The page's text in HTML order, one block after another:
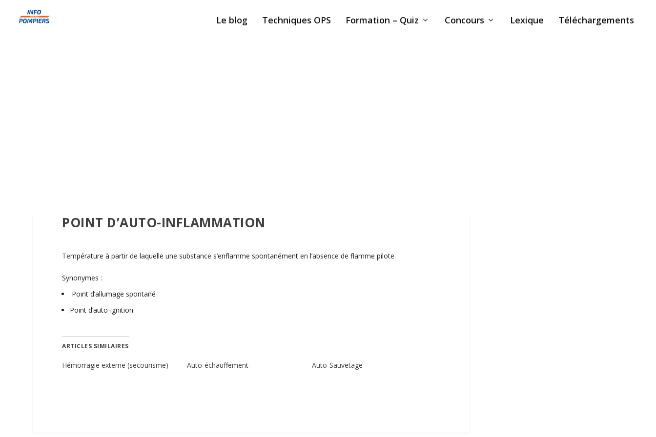
Le blog Techniques OPS Formation – Quiz Concours Lexique Téléchargements
POINT D’AUTO-INFLAMMATION
Température à partir de laquelle une substance s’enflamme spontanément en l’absence de flamme pilote.
Synonymes :
Point d’allumage spontané
Point d’auto-ignition
ARTICLES SIMILAIRES
Hémorragie externe (secourisme) Auto-échauffement Auto-Sauvetage